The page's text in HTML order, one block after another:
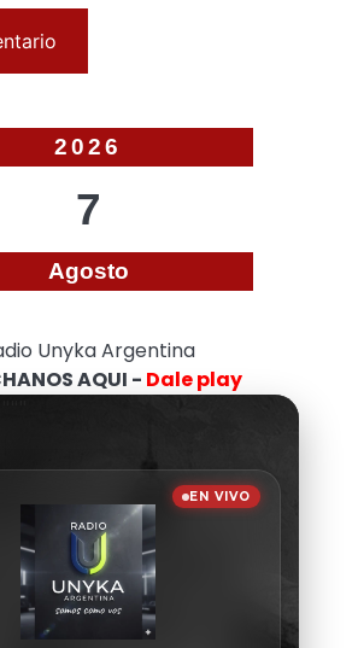
2026
7
Agosto
Unyka Argentina
AQUI - Dale play